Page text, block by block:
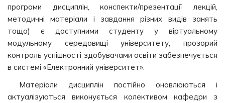
програми дисциплін, конспекти/презентації лекцій,
методичні матеріали і завдання різних видів занять
тощо) є доступними студенту у віртуальному
модульному середовищі університету; прозорий
контроль успішності здобувачами освіти забезпечується
в системі «Електронний університет».
Матеріали дисциплін постійно оновлюються і
актуалізуються виконується колективом кафедри з